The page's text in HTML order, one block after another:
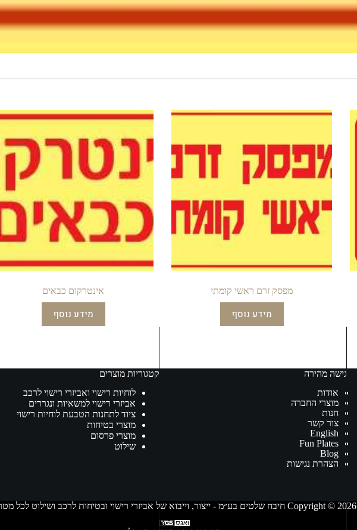
מפסק זרם ראשי קומתי
מידע נוסף
אינטרקום כבאים
מידע נוסף
גישה מהירה
אודות
מוצרי החברה
חנות
צור קשר
English
Fun Plates
Blog
הצהרת נגישות
קטגוריות מוצרים
לוחיות רישוי ואביזרי רישוי לרכב
אביזרי רישוי למשאיות ונגררים
ציוד לתחנות הטבעת לוחיות רישוי
מוצרי בטיחות
מוצרי פרסום
שילוט
Copyright © 2026 חיבח שלטים בע״מ - ייצור, וייבוא של אביזרי רישוי ובטיחות לרכב ושילוט לכל מטרה